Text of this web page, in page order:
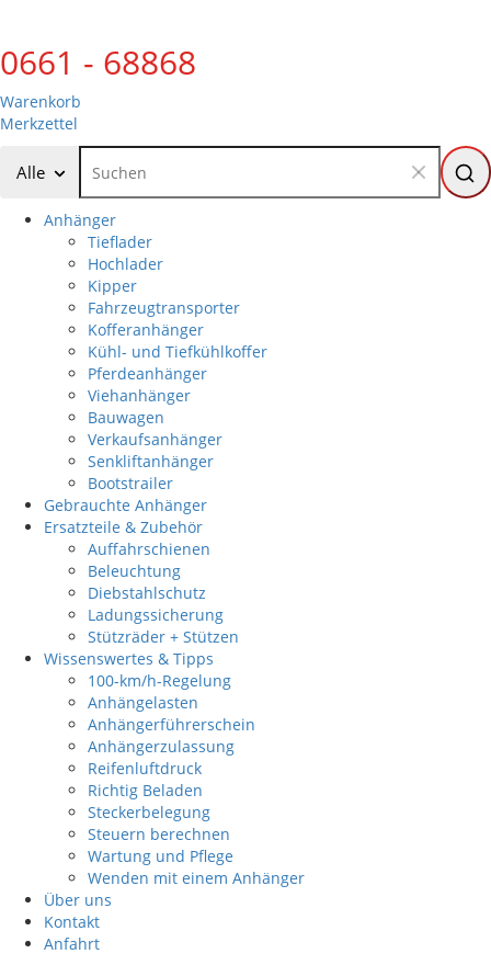
0661 - 68868
Warenkorb
Merkzettel
Alle
Anhänger
Tieflader
Hochlader
Kipper
Fahrzeugtransporter
Kofferanhänger
Kühl- und Tiefkühlkoffer
Pferdeanhänger
Viehanhänger
Bauwagen
Verkaufsanhänger
Senkliftanhänger
Bootstrailer
Gebrauchte Anhänger
Ersatzteile & Zubehör
Auffahrschienen
Beleuchtung
Diebstahlschutz
Ladungssicherung
Stützräder + Stützen
Wissenswertes & Tipps
100-km/h-Regelung
Anhängelasten
Anhängerführerschein
Anhängerzulassung
Reifenluftdruck
Richtig Beladen
Steckerbelegung
Steuern berechnen
Wartung und Pflege
Wenden mit einem Anhänger
Über uns
Kontakt
Anfahrt